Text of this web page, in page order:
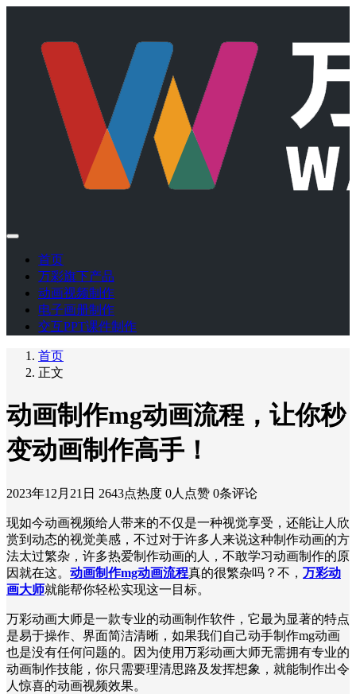
首页
万彩旗下产品
动画视频制作
电子画册制作
交互PPT课件制作
首页
正文
动画制作mg动画流程，让你秒
变动画制作高手！
2023年12月21日 2643点热度 0人点赞 0条评论
现如今动画视频给人带来的不仅是一种视觉享受，还能让人欣
赏到动态的视觉美感，不过对于许多人来说这种制作动画的方
法太过繁杂，许多热爱制作动画的人，不敢学习动画制作的原
因就在这。 动画制作mg动画流程真的很繁杂吗？不， 万彩动
画大师就能帮你轻松实现这一目标。
万彩动画大师是一款专业的动画制作软件，它最为显著的特点
是易于操作、界面简洁清晰，如果我们自己动手制作mg动画
也是没有任何问题的。因为使用万彩动画大师无需拥有专业的
动画制作技能，你只需要理清思路及发挥想象，就能制作出令
人惊喜的动画视频效果。